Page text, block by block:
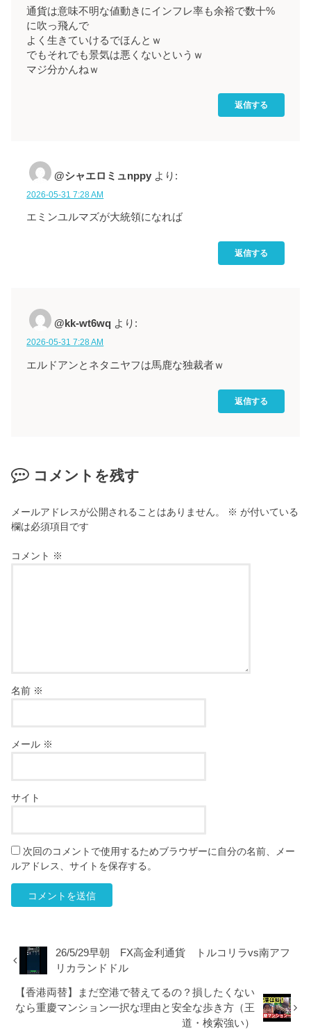
通貨は意味不明な値動きにインフレ率も余裕で数十%
に吹っ飛んで
よく生きていけるでほんとｗ
でもそれでも景気は悪くないというｗ
マジ分かんねｗ
返信する
@シャエロミュnppy より:
2026-05-31 7:28 AM
エミンユルマズが大統領になれば
返信する
@kk-wt6wq より:
2026-05-31 7:28 AM
エルドアンとネタニヤフは馬鹿な独裁者ｗ
返信する
コメントを残す
メールアドレスが公開されることはありません。 ※ が付いている
欄は必須項目です
コメント ※
名前 ※
メール ※
サイト
次回のコメントで使用するためブラウザーに自分の名前、メー
ルアドレス、サイトを保存する。
26/5/29早朝 FX高金利通貨 トルコリラvs南アフ
リカランドドル
【香港両替】まだ空港で替えてるの？損したくない
なら重慶マンション一択な理由と安全な歩き方（王
道・検索強い）